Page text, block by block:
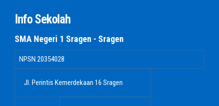
Info Sekolah
SMA Negeri 1 Sragen - Sragen
NPSN 20354028
Jl. Perintis Kemerdekaan 16 Sragen